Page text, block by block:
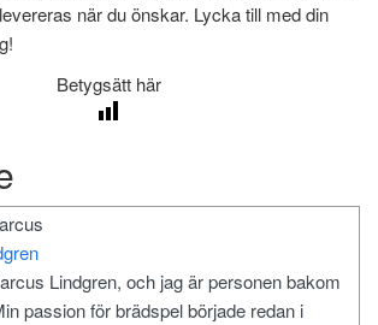
när du önskar. Lycka till med din
Betygsätt här
Lindgren, och jag är personen bakom
passion för brädspel började redan i